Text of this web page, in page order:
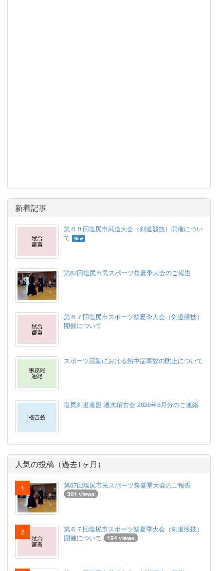
新着記事
第６８回塩尻市武道大会（剣道競技）開催につい
て
New
第67回塩尻市民スポーツ祭夏季大会のご報告
第６７回塩尻市スポーツ祭夏季大会（剣道競技）
開催について
スポーツ活動における熱中症事故の防止について
塩尻剣道連盟 週次稽古会 2026年5月分のご連絡
人気の投稿（過去1ヶ月）
第67回塩尻市民スポーツ祭夏季大会のご報告
301 views
第６７回塩尻市スポーツ祭夏季大会（剣道競技）
開催について
194 views